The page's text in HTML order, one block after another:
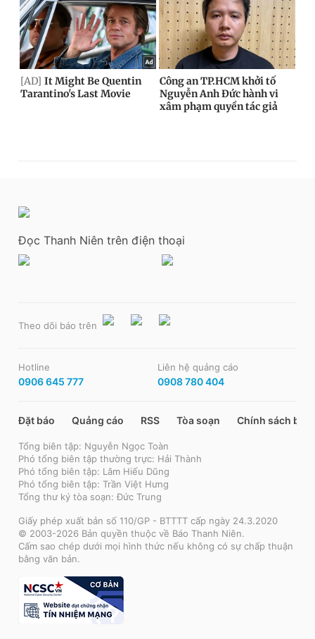
Đọc Thanh Niên trên điện thoại
Theo dõi báo trên
Hotline
0906 645 777
Liên hệ quảng cáo
0908 780 404
Đặt báo Quảng cáo RSS Tòa soạn Chính sách bảo
Tổng biên tập: Nguyễn Ngọc Toàn
Phó tổng biên tập thường trực: Hải Thành
Phó tổng biên tập: Lâm Hiếu Dũng
Phó tổng biên tập: Trần Việt Hưng
Tổng thư ký tòa soạn: Đức Trung
Giấy phép xuất bản số 110/GP - BTTTT cấp ngày 24.3.2020
© 2003-2026 Bản quyền thuộc về Báo Thanh Niên.
Cấm sao chép dưới mọi hình thức nếu không có sự chấp thuận
bằng văn bản.